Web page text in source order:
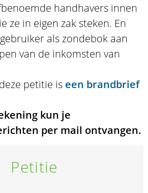
handhavers innen
ze in eigen zak steken. En
als zondebok aan
van de inkomsten van
petitie is een brandbrief
kun je
per mail ontvangen.
Petitie